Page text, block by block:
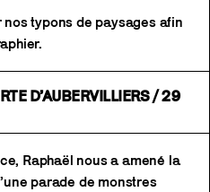
typons de paysages afin
D’AUBERVILLIERS / 29
Raphaël nous a amené la
parade de monstres